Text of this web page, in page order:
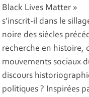
Black Lives Matter »
s’inscrit-il dans le
noire des siècles
recherche en histoire,
mouvements sociaux
discours
politiques ? Inspirées